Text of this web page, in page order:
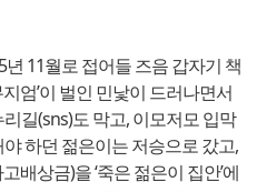
년 11월로 접어들 즈음 갑자기 책
엄’이 벌인 민낯이 드러나면서
길(sns)도 막고, 이모저모 입막
하던 젊은이는 저승으로 갔고,
배상금)을 ‘죽은 젊은이 집안’에